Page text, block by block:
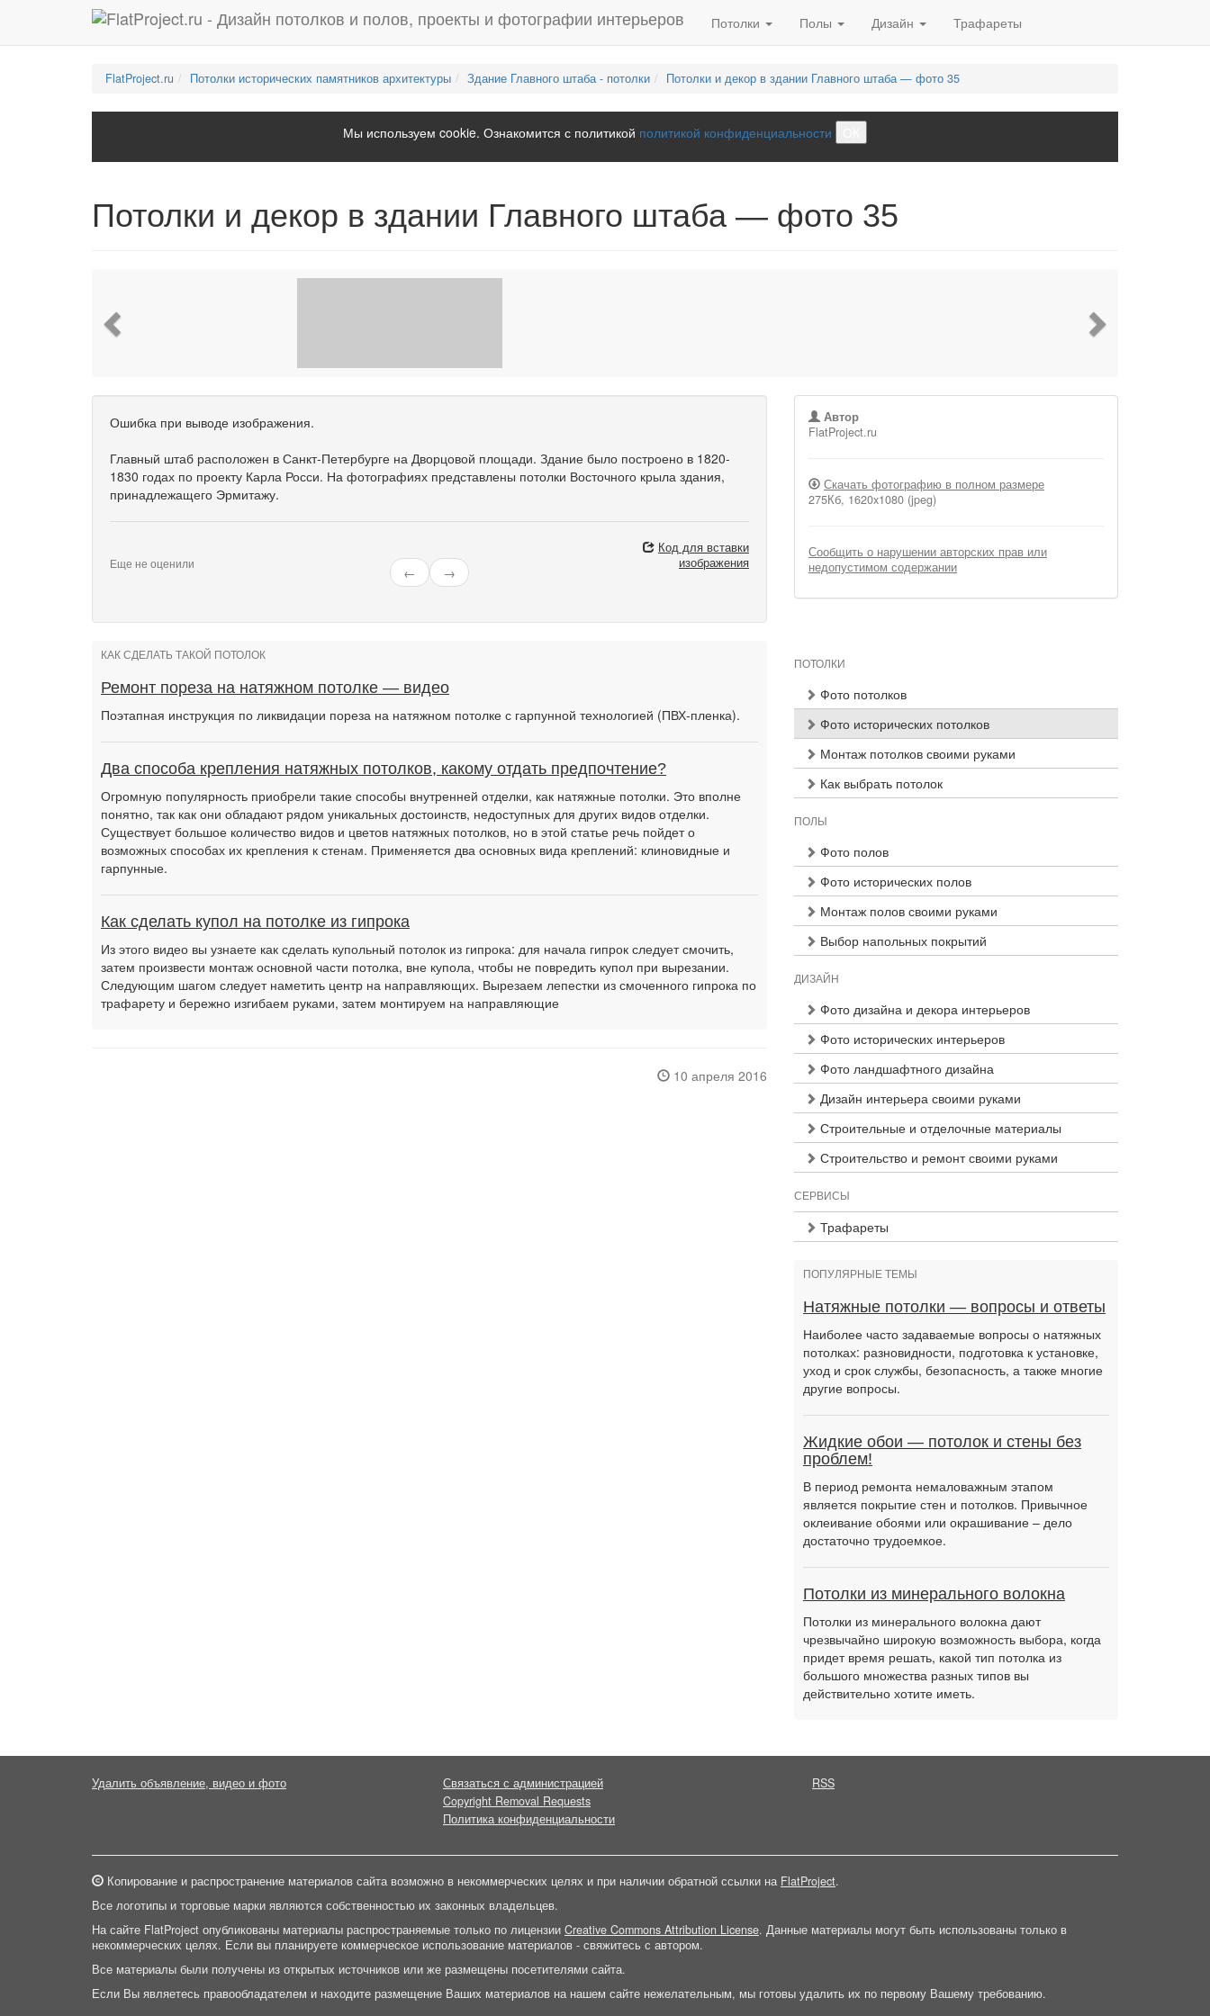
Потолки Полы Дизайн Трафареты
FlatProject.ru Потолки исторических памятников архитектуры Здание Главного штаба - потолки Потолки и декор в здании Главного штаба — фото 35
Мы используем cookie. Ознакомится с политикой политикой конфиденциальности
Потолки и декор в здании Главного штаба — фото 35
Ошибка при выводе изображения.
Главный штаб расположен в Санкт-Петербурге на Дворцовой площади. Здание было построено в 1820-
1830 годах по проекту Карла Росси. На фотографиях представлены потолки Восточного крыла здания,
принадлежащего Эрмитажу.
Еще не оценили
← →
Код для вставки
изображения
Автор
FlatProject.ru
Скачать фотографию в полном размере
275Кб, 1620x1080 (jpeg)
Сообщить о нарушении авторских прав или
недопустимом содержании
КАК СДЕЛАТЬ ТАКОЙ ПОТОЛОК
Ремонт пореза на натяжном потолке — видео
Поэтапная инструкция по ликвидации пореза на натяжном потолке с гарпунной технологией (ПВХ-пленка).
Два способа крепления натяжных потолков, какому отдать предпочтение?
Огромную популярность приобрели такие способы внутренней отделки, как натяжные потолки. Это вполне
понятно, так как они обладают рядом уникальных достоинств, недоступных для других видов отделки.
Существует большое количество видов и цветов натяжных потолков, но в этой статье речь пойдет о
возможных способах их крепления к стенам. Применяется два основных вида креплений: клиновидные и
гарпунные.
Как сделать купол на потолке из гипрока
Из этого видео вы узнаете как сделать купольный потолок из гипрока: для начала гипрок следует смочить,
затем произвести монтаж основной части потолка, вне купола, чтобы не повредить купол при вырезании.
Следующим шагом следует наметить центр на направляющих. Вырезаем лепестки из смоченного гипрока по
трафарету и бережно изгибаем руками, затем монтируем на направляющие
10 апреля 2016
ПОТОЛКИ
Фото потолков
Фото исторических потолков
Монтаж потолков своими руками
Как выбрать потолок
ПОЛЫ
Фото полов
Фото исторических полов
Монтаж полов своими руками
Выбор напольных покрытий
ДИЗАЙН
Фото дизайна и декора интерьеров
Фото исторических интерьеров
Фото ландшафтного дизайна
Дизайн интерьера своими руками
Строительные и отделочные материалы
Строительство и ремонт своими руками
СЕРВИСЫ
Трафареты
ПОПУЛЯРНЫЕ ТЕМЫ
Натяжные потолки — вопросы и ответы
Наиболее часто задаваемые вопросы о натяжных
потолках: разновидности, подготовка к установке,
уход и срок службы, безопасность, а также многие
другие вопросы.
Жидкие обои — потолок и стены без
проблем!
В период ремонта немаловажным этапом
является покрытие стен и потолков. Привычное
оклеивание обоями или окрашивание – дело
достаточно трудоемкое.
Потолки из минерального волокна
Потолки из минерального волокна дают
чрезвычайно широкую возможность выбора, когда
придет время решать, какой тип потолка из
большого множества разных типов вы
действительно хотите иметь.
Удалить объявление, видео и фото
Связаться с администрацией
Copyright Removal Requests
Политика конфиденциальности
RSS
Копирование и распространение материалов сайта возможно в некоммерческих целях и при наличии обратной ссылки на FlatProject.
Все логотипы и торговые марки являются собственностью их законных владельцев.
На сайте FlatProject опубликованы материалы распространяемые только по лицензии Creative Commons Attribution License. Данные материалы могут быть использованы только в
некоммерческих целях. Если вы планируете коммерческое использование материалов - свяжитесь с автором.
Все материалы были получены из открытых источников или же размещены посетителями сайта.
Если Вы являетесь правообладателем и находите размещение Ваших материалов на нашем сайте нежелательным, мы готовы удалить их по первому Вашему требованию.